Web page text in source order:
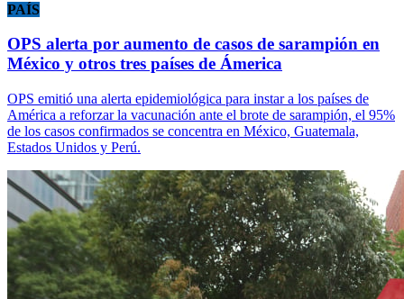
PAÍS
OPS alerta por aumento de casos de sarampión en
México y otros tres países de Ámerica
OPS emitió una alerta epidemiológica para instar a los países de
América a reforzar la vacunación ante el brote de sarampión, el 95%
de los casos confirmados se concentra en México, Guatemala,
Estados Unidos y Perú.